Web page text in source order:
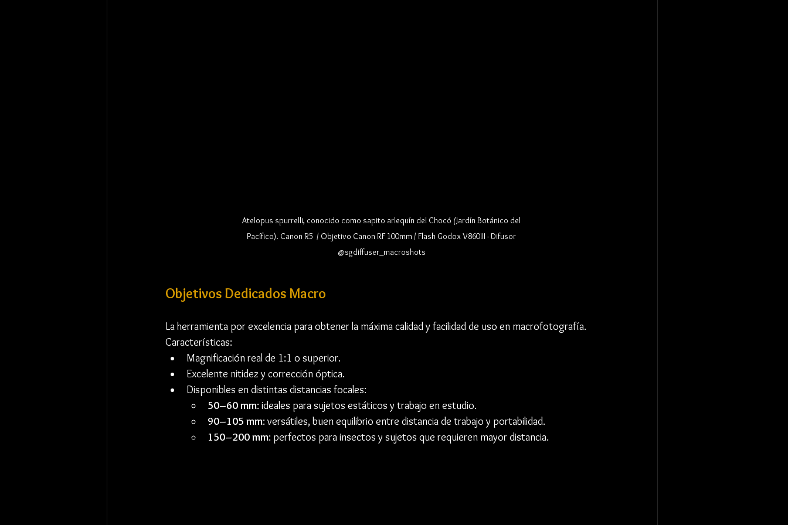
Atelopus spurrelli, conocido como sapito arlequín del Chocó (Jardín Botánico del
Pacífico). Canon R5  / Objetivo Canon RF 100mm / Flash Godox V860III - Difusor
@sgdiffuser_macroshots
Objetivos Dedicados Macro
La herramienta por excelencia para obtener la máxima calidad y facilidad de uso en macrofotografía.
Características:
Magnificación real de 1:1 o superior.
Excelente nitidez y corrección óptica.
Disponibles en distintas distancias focales:
50–60 mm: ideales para sujetos estáticos y trabajo en estudio.
90–105 mm: versátiles, buen equilibrio entre distancia de trabajo y portabilidad.
150–200 mm: perfectos para insectos y sujetos que requieren mayor distancia.